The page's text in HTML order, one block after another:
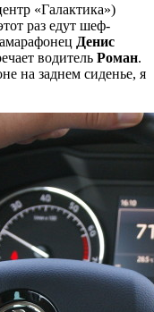
«Галактика»)
раз едут шеф-
Денис
водитель Роман.
на заднем сиденье, я